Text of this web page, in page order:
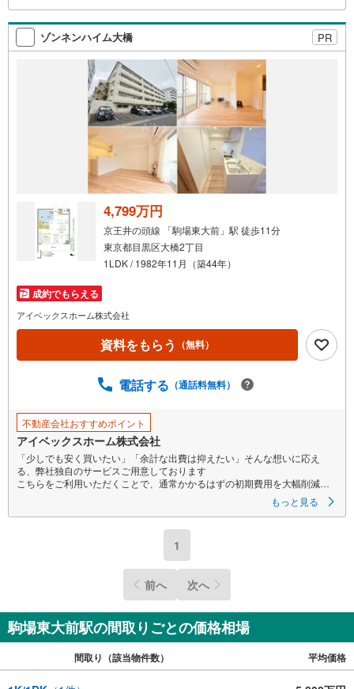
ゾンネンハイム大橋 PR
4,799万円
京王井の頭線 「駒場東大前」駅 徒歩11分
東京都目黒区大橋2丁目
1LDK / 1982年11月（築44年）
成約でもらえる
アイベックスホーム株式会社
資料をもらう （無料）
電話する （通話料無料）
不動産会社おすすめポイント
アイベックスホーム株式会社
「少しでも安く買いたい」「余計な出費は抑えたい」そんな想いに応え
る、弊社独自のサービスご用意しております
こちらをご利用いただくことで、通常かかるはずの初期費用を大幅削減す
詳細につきましては、下記のお電話フォームよりご連絡ください。営業時
間:朝10時～19時30分 火曜・水曜日は定休日となります。
現地を見学される場合は「室内・現地を見学する（無料）」ボタンよりご
希望の日時をご記入いただけますとスムーズにご案内が可能です。
まずは『いくらお得になるか』だけでも、お気軽にお問い合わせくださ
当日のご案内もご相談を！ご内見は現地お待ち合わせ・現地解散も可能で
住宅ローン等のご相談もお気軽にお申し付け下さい！
もっと見る
1
前へ 次へ
駒場東大前駅の間取りごとの価格相場
間取り（該当物件数） 平均価格